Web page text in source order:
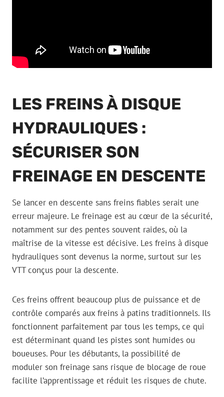
LES FREINS À DISQUE
HYDRAULIQUES :
SÉCURISER SON
FREINAGE EN DESCENTE
Se lancer en descente sans freins fiables serait une
erreur majeure. Le freinage est au cœur de la sécurité,
notamment sur des pentes souvent raides, où la
maîtrise de la vitesse est décisive. Les freins à disque
hydrauliques sont devenus la norme, surtout sur les
VTT conçus pour la descente.
Ces freins offrent beaucoup plus de puissance et de
contrôle comparés aux freins à patins traditionnels. Ils
fonctionnent parfaitement par tous les temps, ce qui
est déterminant quand les pistes sont humides ou
boueuses. Pour les débutants, la possibilité de
moduler son freinage sans risque de blocage de roue
facilite l’apprentissage et réduit les risques de chute.